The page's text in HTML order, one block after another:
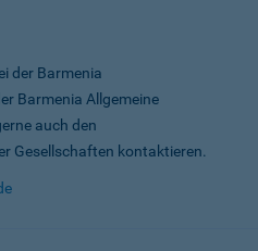
der Barmenia
Barmenia Allgemeine
auch den
Gesellschaften kontaktieren.